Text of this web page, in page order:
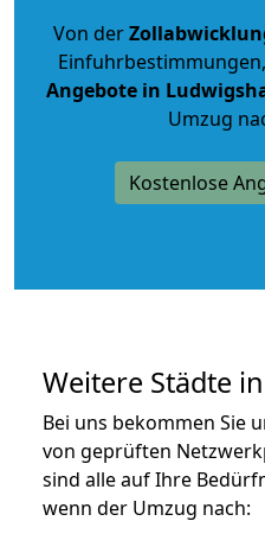
Von der
Angebote in
Umzug
Kostenlose
Weitere Städte
Bei uns bekommen Sie
von geprüften
sind alle auf Ihre
wenn der Umzug nach: